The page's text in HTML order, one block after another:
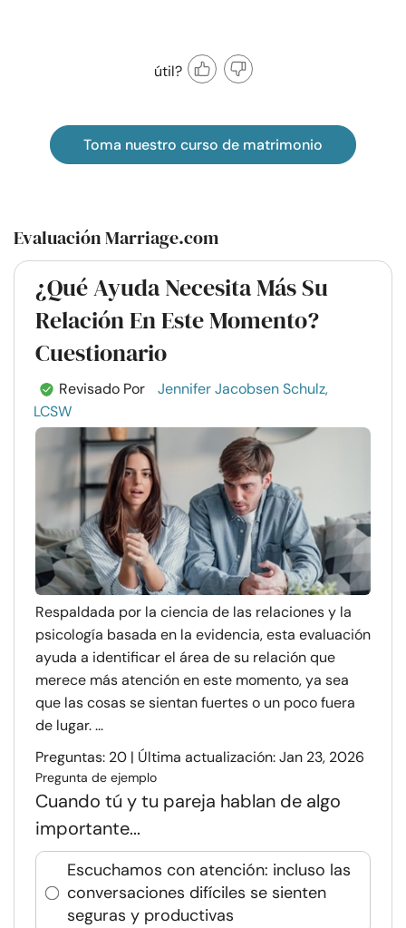
útil?
Toma nuestro curso de matrimonio
Evaluación Marriage.com
¿Qué Ayuda Necesita Más Su
Relación En Este Momento?
Cuestionario
Revisado Por
Jennifer Jacobsen Schulz,
LCSW
Respaldada por la ciencia de las relaciones y la
psicología basada en la evidencia, esta evaluación
ayuda a identificar el área de su relación que
merece más atención en este momento, ya sea
que las cosas se sientan fuertes o un poco fuera
de lugar. ...
Preguntas: 20 | Última actualización: Jan 23, 2026
Pregunta de ejemplo
Cuando tú y tu pareja hablan de algo
importante...
Escuchamos con atención: incluso las
conversaciones difíciles se sienten
seguras y productivas